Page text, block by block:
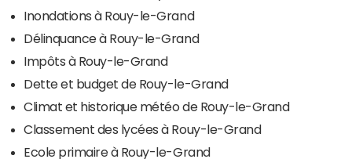
Inondations à Rouy-le-Grand
Délinquance à Rouy-le-Grand
Impôts à Rouy-le-Grand
Dette et budget de Rouy-le-Grand
Climat et historique météo de Rouy-le-Grand
Classement des lycées à Rouy-le-Grand
Ecole primaire à Rouy-le-Grand